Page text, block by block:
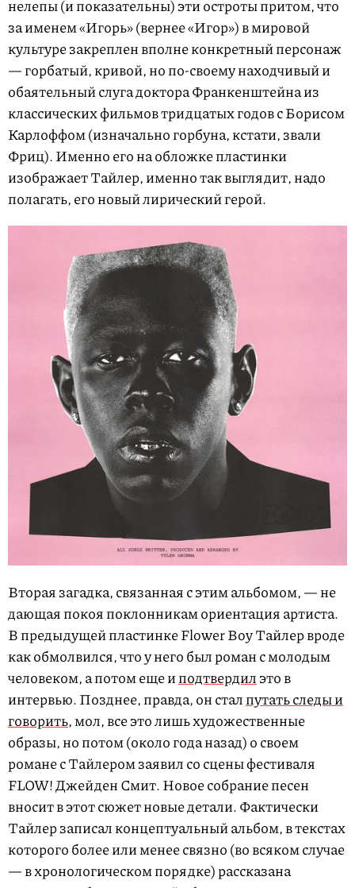
нелепы (и показательны) эти остроты притом, что
за именем «Игорь» (вернее «Игор») в мировой
культуре закреплен вполне конкретный персонаж
— горбатый, кривой, но по-своему находчивый и
обаятельный слуга доктора Франкенштейна из
классических фильмов тридцатых годов с Борисом
Карлоффом (изначально горбуна, кстати, звали
Фриц). Именно его на обложке пластинки
изображает Тайлер, именно так выглядит, надо
полагать, его новый лирический герой.
Вторая загадка, связанная с этим альбомом, — не
дающая покоя поклонникам ориентация артиста.
В предыдущей пластинке Flower Boy Тайлер вроде
как обмолвился, что у него был роман с молодым
человеком, а потом еще иподтвердилэто в
интервью. Позднее, правда, он сталпутать следы и
говорить, мол, все это лишь художественные
образы, но потом (около года назад) о своем
романе с Тайлером заявил со сцены фестиваля
FLOW! Джейден Смит. Новое собрание песен
вносит в этот сюжет новые детали. Фактически
Тайлер записал концептуальный альбом, в текстах
которого более или менее связно (во всяком случае
— в хронологическом порядке) рассказана